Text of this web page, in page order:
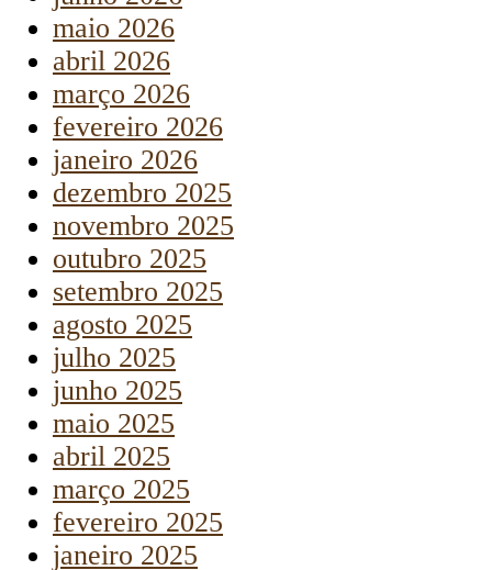
maio 2026
abril 2026
março 2026
fevereiro 2026
janeiro 2026
dezembro 2025
novembro 2025
outubro 2025
setembro 2025
agosto 2025
julho 2025
junho 2025
maio 2025
abril 2025
março 2025
fevereiro 2025
janeiro 2025